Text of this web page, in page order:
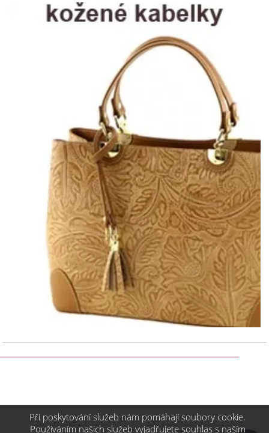
Při poskytování služeb nám pomáhají soubory cookie.
Používáním našich služeb vyjadřujete souhlas s naším